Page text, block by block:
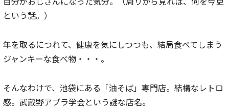
という話。）
年を取るにつれて、健康を気にしつつも、結局食べてしまう
ジャンキーな食べ物・・・。
そんなわけで、池袋にある「油そば」専門店。結構なレトロ
感。武蔵野アブラ学会という謎な店名。